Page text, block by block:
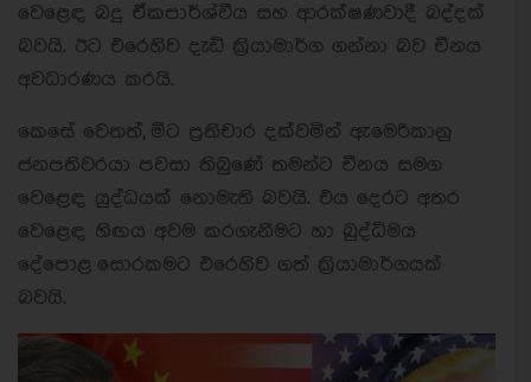
වෙළෙඳ බදු ඒකපාර්ශ්වීය සහ ආරක්ෂණවාදී බද්දක්
බවයි. ඊට එරෙහිව දැඩි ක්‍රියාමාර්ග ගන්නා බව චීනය
අවධාරණය කරයි.
කෙසේ වෙතත්, මීට ප්‍රතිචාර දක්වමින් ඇමෙරිකානු
ජනපතිවරයා පවසා තිබුණේ තමන්ට චීනය සමග
වෙළෙඳ යුද්ධයක් නොමැති බවයි. එය දෙරට අතර
වෙළෙඳ හිඟය අවම කරගැනීමට හා බුද්ධිමය
දේපොළ සොරකමට එරෙහිව ගත් ක්‍රියාමාර්ගයක්
බවයි.